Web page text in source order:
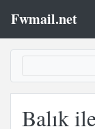
Fwmail.net
Balık